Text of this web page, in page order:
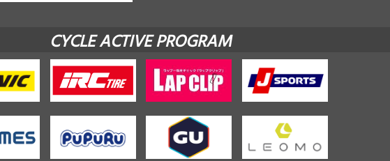
CYCLE ACTIVE PROGRAM